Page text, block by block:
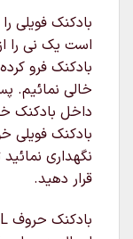
بادکنک فویلی
است یک نی را
بادکنک فرو
خالی نمائیم.
داخل بادکنک
بادکنک فویلی
نگهداری
قرار دهید.